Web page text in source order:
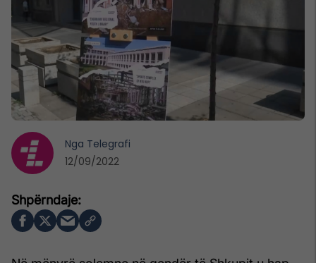
Nga Telegrafi
12/09/2022